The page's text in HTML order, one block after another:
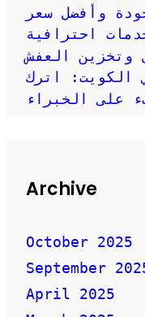
وأفضل سعر
احترافية
الكويت: اترك
على الخبراء
Archive
October 2025
September
April 2025